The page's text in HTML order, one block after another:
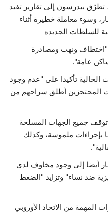
بيدرسون إلى تقارير تفيد
وسوء معاملة خطيرة أثناء
للسلطات الجديده
"اختطاف ونهب ومصادرة
عامة".
تأكيدا على "عدم وجود
المحتجزين أطلق سراحهم من
جميع الجهات المسلحة
بإجراءات ملموسة، وكذلك
أيضا إلى وجود مخاوف لدى
ضد نساء" وتزايد "الضغط
المهمة من الاتحاد الأوروبي